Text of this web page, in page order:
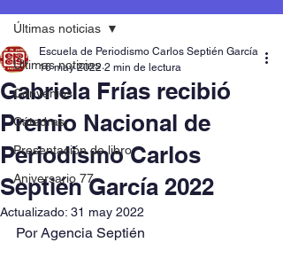
Últimas noticias
Convenios
Cátedras
Presentación de libro
Aniversario 77
Últimas noticias
Gabriela Frías recibió
Premio Nacional de
Periodismo Carlos
Septién García 2022
Escuela de Periodismo Carlos Septién García
16 may 2022 2 min de lectura
Actualizado: 31 may 2022
Por Agencia Septién